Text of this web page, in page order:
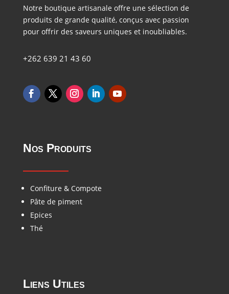
Notre boutique artisanale offre une sélection de
produits de grande qualité, conçus avec passion
pour offrir des saveurs uniques et inoubliables.
+262 639 21 43 60
Nos Produits
Confiture & Compote
Pâte de piment
Epices
Thé
Liens Utiles